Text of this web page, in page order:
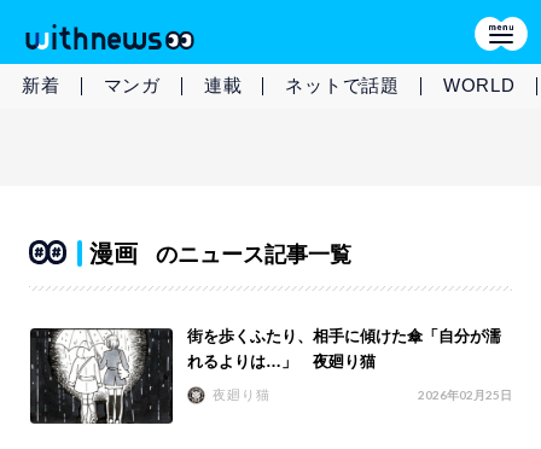
新着 マンガ 連載 ネットで話題 WORLD
漫画 のニュース記事一覧
街を歩くふたり、相手に傾けた傘「自分が濡
れるよりは…」 夜廻り猫
夜廻り猫 2026年02月25日